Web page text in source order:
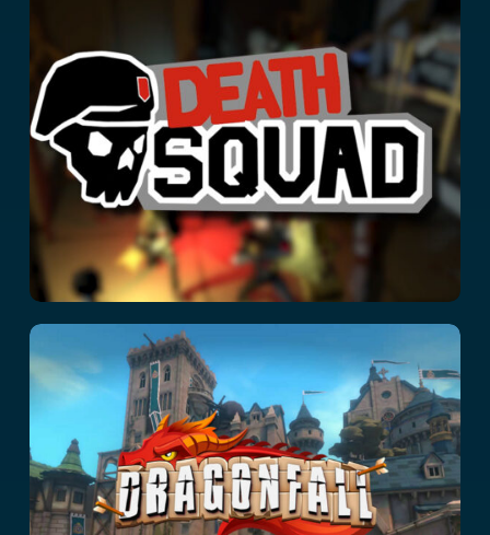
Death Squad
DragonFall